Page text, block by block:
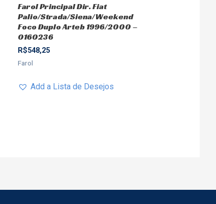
Farol Principal Dir. Fiat
Palio/Strada/Siena/Weekend
Foco Duplo Arteb 1996/2000 –
0160236
R$548,25
Farol
Add a Lista de Desejos